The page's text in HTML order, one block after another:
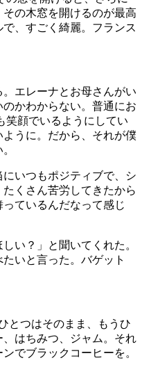
の木窓を開けるのが最高
、すごく綺麗。フランス
エレーナとお母さんがい
かわからない。普通にお
笑顔でいるようにしてい
うに。だから、それが僕
いつもポジティブで、シ
くさん苦労してきたから
ているんだなって感じ
い？」と聞いてくれた。
いと言った。バゲット
とつはそのまま、もうひ
はちみつ、ジャム。それ
でブラックコーヒーを。